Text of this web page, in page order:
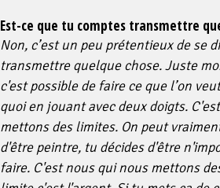
Est-ce que tu comptes transmettre
Non, c’est un peu prétentieux de se
transmettre quelque chose. Juste
c'est possible de faire ce que l’on
quoi en jouant avec deux doigts.
mettons des limites. On peut
d'être peintre, tu décides d'être
faire. C'est nous qui nous mettons